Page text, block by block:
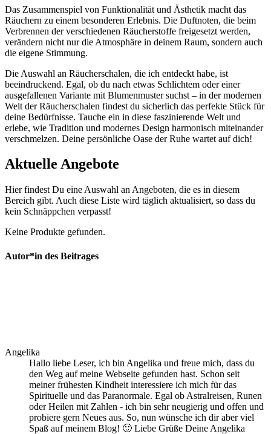
Das Zusammenspiel von Funktionalität und Ästhetik macht das
Räuchern zu einem besonderen Erlebnis. Die Duftnoten, die beim
Verbrennen der verschiedenen Räucherstoffe freigesetzt werden,
verändern nicht nur die Atmosphäre in deinem Raum, sondern auch
die eigene Stimmung.
Die Auswahl an Räucherschalen, die ich entdeckt habe, ist
beeindruckend. Egal, ob du nach etwas Schlichtem oder einer
ausgefallenen Variante mit Blumenmuster suchst – in der modernen
Welt der Räucherschalen findest du sicherlich das perfekte Stück für
deine Bedürfnisse. Tauche ein in diese faszinierende Welt und
erlebe, wie Tradition und modernes Design harmonisch miteinander
verschmelzen. Deine persönliche Oase der Ruhe wartet auf dich!
Aktuelle Angebote
Hier findest Du eine Auswahl an Angeboten, die es in diesem
Bereich gibt. Auch diese Liste wird täglich aktualisiert, so dass du
kein Schnäppchen verpasst!
Keine Produkte gefunden.
Autor*in des Beitrages
Angelika
Hallo liebe Leser, ich bin Angelika und freue mich, dass du
den Weg auf meine Webseite gefunden hast. Schon seit
meiner frühesten Kindheit interessiere ich mich für das
Spirituelle und das Paranormale. Egal ob Astralreisen, Runen
oder Heilen mit Zahlen - ich bin sehr neugierig und offen und
probiere gern Neues aus. So, nun wünsche ich dir aber viel
Spaß auf meinem Blog! 🙂 Liebe Grüße Deine Angelika